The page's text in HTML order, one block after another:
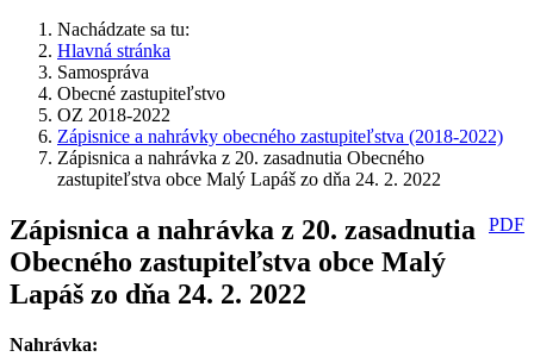
Nachádzate sa tu:
Hlavná stránka
Samospráva
Obecné zastupiteľstvo
OZ 2018-2022
Zápisnice a nahrávky obecného zastupiteľstva (2018-2022)
Zápisnica a nahrávka z 20. zasadnutia Obecného
zastupiteľstva obce Malý Lapáš zo dňa 24. 2. 2022
PDF
Zápisnica a nahrávka z 20. zasadnutia
Obecného zastupiteľstva obce Malý
Lapáš zo dňa 24. 2. 2022
Nahrávka: